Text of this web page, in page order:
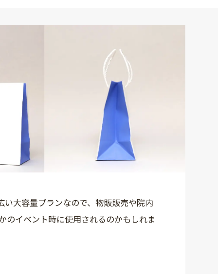
大容量プランなので、物販販売や院内
のイベント時に使用されるのかもしれま